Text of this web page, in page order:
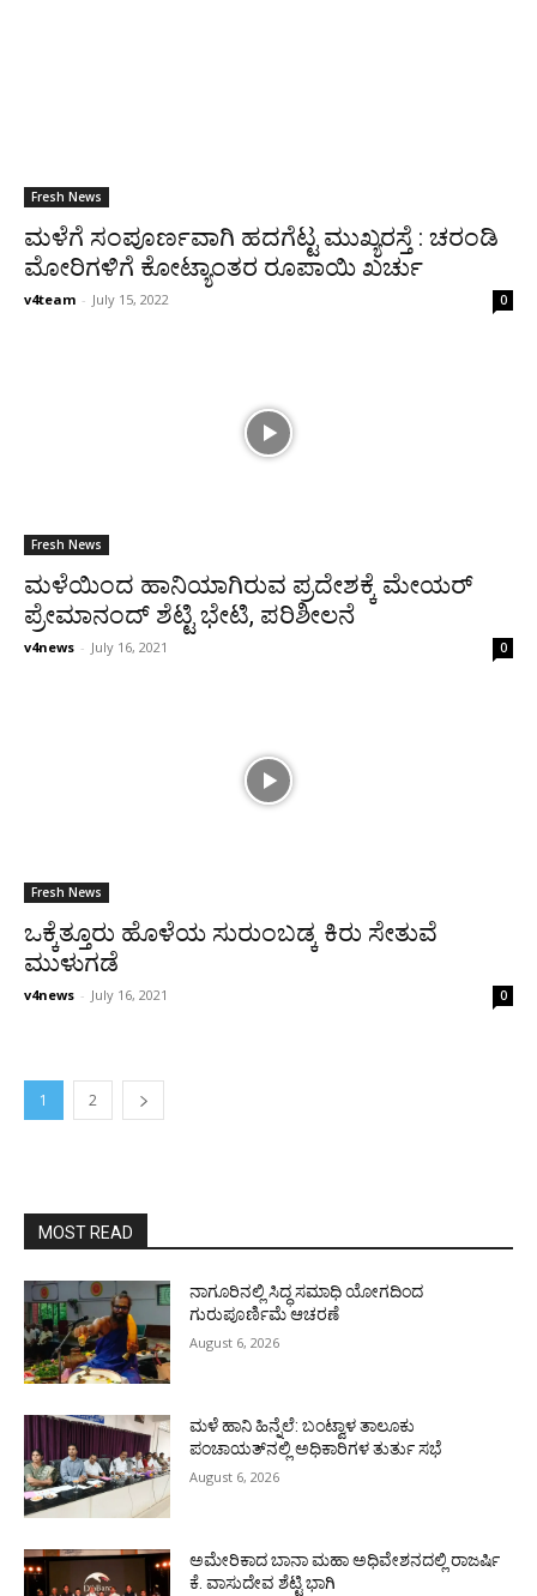
Fresh News
ಮಳೆಗೆ ಸಂಪೂರ್ಣವಾಗಿ ಹದಗೆಟ್ಟ ಮುಖ್ಯರಸ್ತೆ : ಚರಂಡಿ
ಮೋರಿಗಳಿಗೆ ಕೋಟ್ಯಾಂತರ ರೂಪಾಯಿ ಖರ್ಚು
v4team - July 15, 2022 0
Fresh News
ಮಳೆಯಿಂದ ಹಾನಿಯಾಗಿರುವ ಪ್ರದೇಶಕ್ಕೆ ಮೇಯರ್
ಪ್ರೇಮಾನಂದ್ ಶೆಟ್ಟಿ ಭೇಟಿ, ಪರಿಶೀಲನೆ
v4news - July 16, 2021 0
Fresh News
ಒಕ್ಕೆತ್ತೂರು ಹೊಳೆಯ ಸುರುಂಬಡ್ಕ ಕಿರು ಸೇತುವೆ
ಮುಳುಗಡೆ
v4news - July 16, 2021 0
1 2
MOST READ
ನಾಗೂರಿನಲ್ಲಿ ಸಿದ್ಧ ಸಮಾಧಿ ಯೋಗದಿಂದ
ಗುರುಪೂರ್ಣಿಮೆ ಆಚರಣೆ
August 6, 2026
ಮಳೆ ಹಾನಿ ಹಿನ್ನೆಲೆ: ಬಂಟ್ವಾಳ ತಾಲೂಕು
ಪಂಚಾಯತ್‌ನಲ್ಲಿ ಅಧಿಕಾರಿಗಳ ತುರ್ತು ಸಭೆ
August 6, 2026
ಅಮೇರಿಕಾದ ಬಾನಾ ಮಹಾ ಅಧಿವೇಶನದಲ್ಲಿ ರಾಜರ್ಷಿ
ಕೆ. ವಾಸುದೇವ ಶೆಟ್ಟಿ ಭಾಗಿ